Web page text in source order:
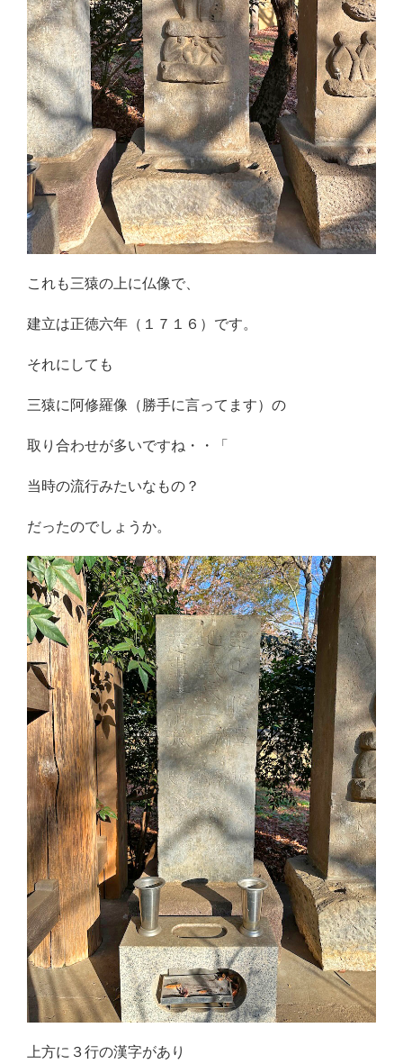
これも三猿の上に仏像で、
建立は正徳六年（１７１６）です。
それにしても
三猿に阿修羅像（勝手に言ってます）の
取り合わせが多いですね・・「
当時の流行みたいなもの？
だったのでしょうか。
上方に３行の漢字があり